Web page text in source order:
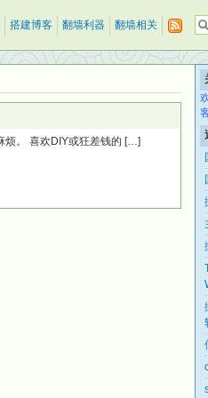
搭建博客 翻墙利器 翻墙相关
烦。 喜欢DIY或狂差钱的 […]